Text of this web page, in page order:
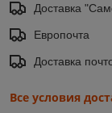
Доставка
Европочта
Доставка
Все условия